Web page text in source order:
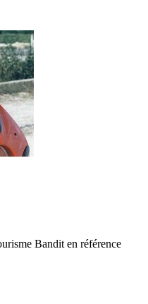
Bandit en référence